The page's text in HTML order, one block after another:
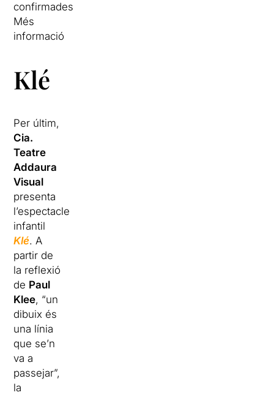
confirmades
Més
informació
Klé
Per últim,
Cia.
Teatre
Addaura
Visual
presenta
l’espectacle
infantil
Klé. A
partir de
la reflexió
de Paul
Klee, “un
dibuix és
una línia
que se’n
va a
passejar”,
la